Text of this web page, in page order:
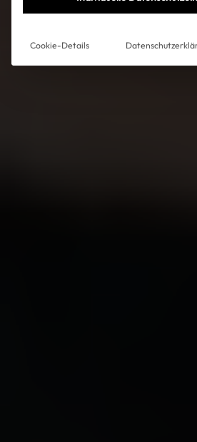
Cookie-Details